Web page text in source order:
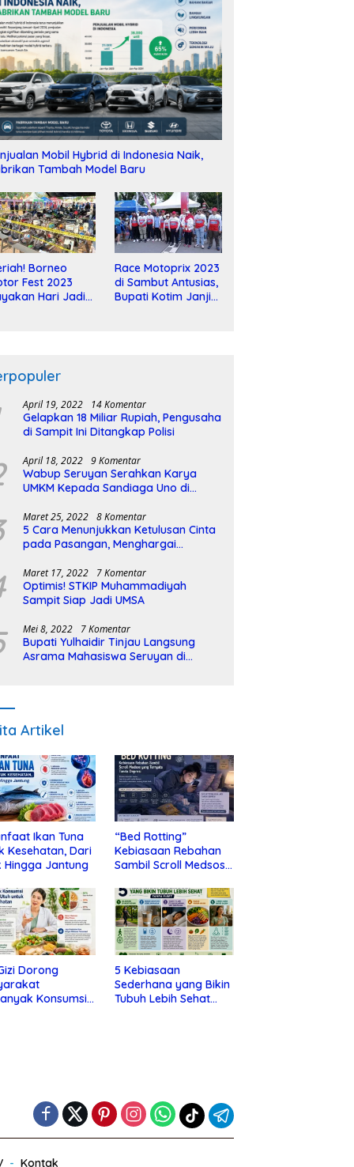
Mobil Hybrid di Indonesia Naik,
Tambah Model Baru
Borneo
Fest 2023
Hari Jadi
Race Motoprix 2023
di Sambut Antusias,
Bupati Kotim Janji
April 19, 2022 14 Komentar
Gelapkan 18 Miliar Rupiah, Pengusaha
di Sampit Ini Ditangkap Polisi
April 18, 2022 9 Komentar
Wabup Seruyan Serahkan Karya
UMKM Kepada Sandiaga Uno di
Maret 25, 2022 8 Komentar
5 Cara Menunjukkan Ketulusan Cinta
pada Pasangan, Menghargai
Maret 17, 2022 7 Komentar
Optimis! STKIP Muhammadiyah
Sampit Siap Jadi UMSA
Mei 8, 2022 7 Komentar
Bupati Yulhaidir Tinjau Langsung
Asrama Mahasiswa Seruyan di
Artikel
Ikan Tuna
Kesehatan, Dari
Hingga Jantung
“Bed Rotting”
Kebiasaan Rebahan
Sambil Scroll Medsos
Depresi
Dorong
Konsumsi
5 Kebiasaan
Sederhana yang Bikin
Tubuh Lebih Sehat
Kontak